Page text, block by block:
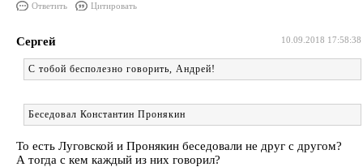
Ответить Цитировать
10.09.2018 17:58:38
Сергей
С тобой бесполезно говорить, Андрей!
Беседовал Константин Пронякин
То есть Луговской и Пронякин беседовали не друг с другом?
А тогда с кем каждый из них говорил?